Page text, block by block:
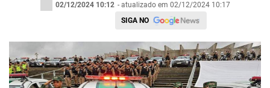
02/12/2024 10:12 - atualizado em 02/12/2024 10:17
SIGA NO